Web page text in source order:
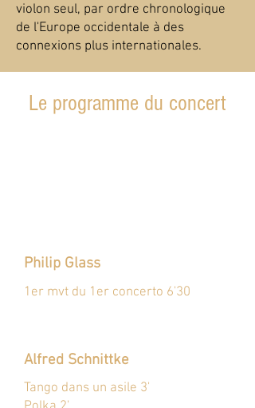
violon seul, par ordre chronologique
de l'Europe occidentale à des
connexions plus internationales.
Le programme du concert
Philip Glass
1er mvt du 1er concerto 6'30
Alfred Schnittke
Tango dans un asile 3'